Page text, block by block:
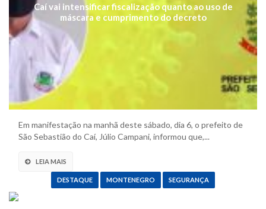
Caí vai intensificar fiscalização quanto ao uso de
máscara e cumprimento do decreto
Em manifestação na manhã deste sábado, dia 6, o prefeito de
São Sebastião do Caí, Júlio Campani, informou que,...
LEIA MAIS
DESTAQUE MONTENEGRO SEGURANÇA